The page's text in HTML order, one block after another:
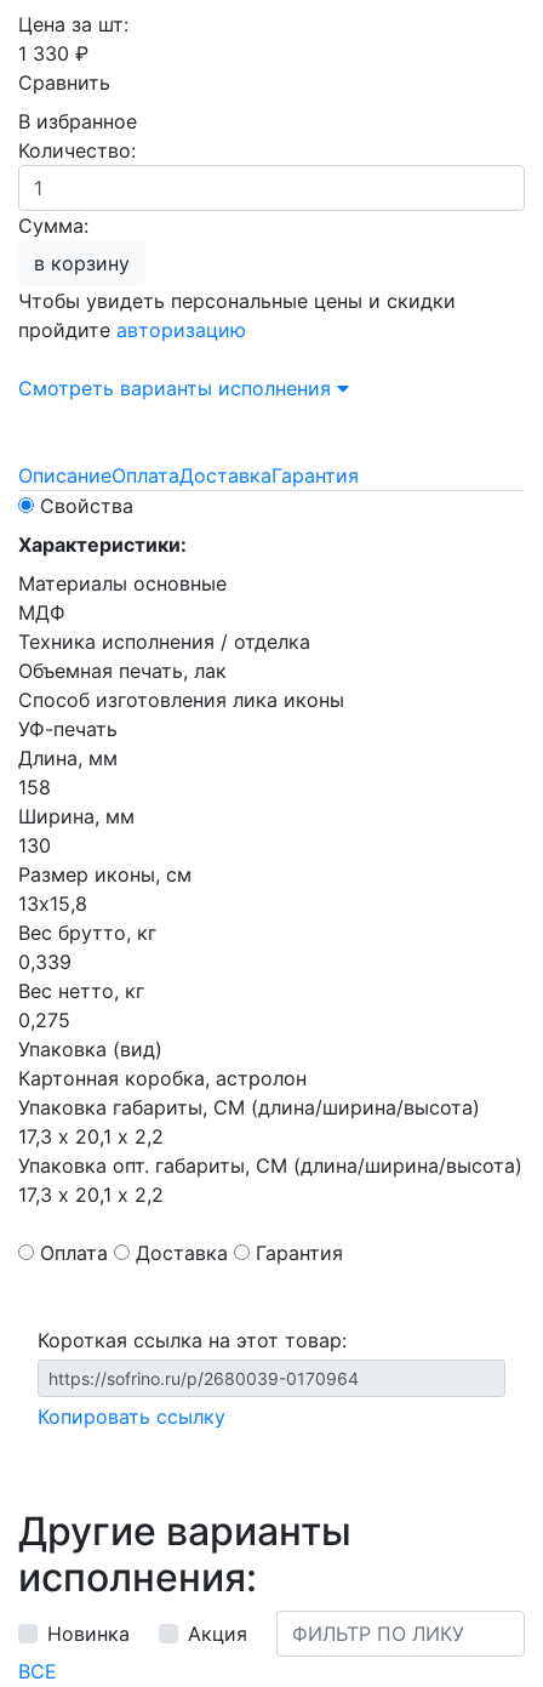
Цена за шт:
1 330 ₽
Сравнить
В избранное
Количество:
Сумма:
в корзину
Чтобы увидеть персональные цены и скидки
пройдите авторизацию
Смотреть варианты исполнения
ОписаниеОплатаДоставкаГарантия
Свойства
Характеристики:
Материалы основные
МДФ
Техника исполнения / отделка
Объемная печать, лак
Способ изготовления лика иконы
УФ-печать
Длина, мм
158
Ширина, мм
130
Размер иконы, см
13х15,8
Вес брутто, кг
0,339
Вес нетто, кг
0,275
Упаковка (вид)
Картонная коробка, астролон
Упаковка габариты, СМ (длина/ширина/высота)
17,3 х 20,1 х 2,2
Упаковка опт. габариты, СМ (длина/ширина/высота)
17,3 х 20,1 х 2,2
Оплата Доставка Гарантия
Короткая ссылка на этот товар:
Копировать ссылку
Другие варианты
исполнения:
Новинка
Акция
ВСЕ